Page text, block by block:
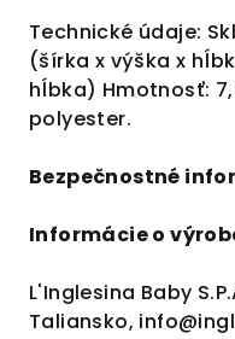
Technické údaje:
(šírka x výška x
hĺbka) Hmotnosť:
polyester.
Bezpečnostné
Informácie o
L'Inglesina Baby
Taliansko,